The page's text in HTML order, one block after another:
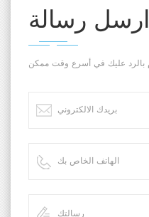
ارسل رسالة